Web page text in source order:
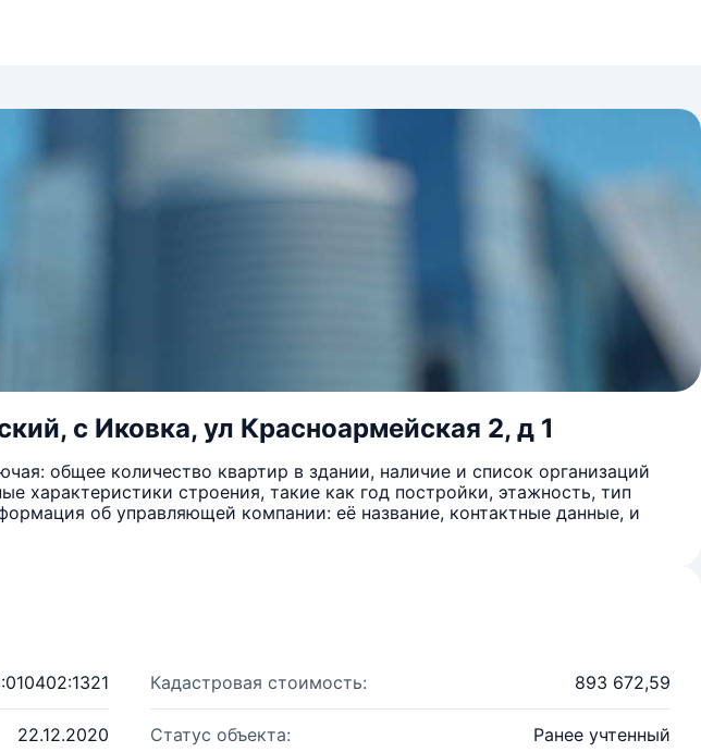
с Иковка, ул Красноармейская 2, д 1
общее количество квартир в здании, наличие и список организаций
характеристики строения, такие как год постройки, этажность, тип
об управляющей компании: её название, контактные данные, и
Кадастровая стоимость: 893 672,59
22.12.2020 Статус объекта: Ранее учтенный